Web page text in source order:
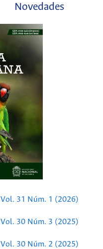
Novedades
Vol. 31 Núm. 1 (2026)
Vol. 30 Núm. 3 (2025)
Vol. 30 Núm. 2 (2025)